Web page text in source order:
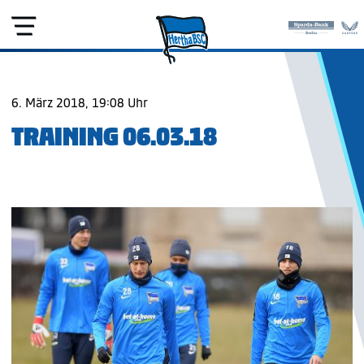
6. März 2018, 19:08 Uhr
TRAINING 06.03.18